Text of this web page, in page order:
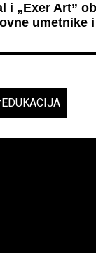
i „Exer Art”
umetnike